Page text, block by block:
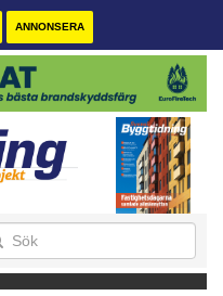
ANNONSERA